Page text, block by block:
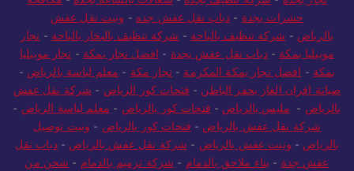
حشرات بجدة - دباب نقل عفش جده - ونيت نقل عفش
بالرياض - شركة تنظيف بالباحة - شركة تنظيف بالبخار بالباحة - نجار
موبيليا بمكة -دباب نقل عفش بجدة - افضل نجار بمكة - نجار موبيليا
بمكة - افضل نجار بمكة المكرمة - نجار مكة - معلم لياسة بالرياض -
صيانة افران الغاز بحفر الباطن - فتحات كور الرياض - شركة نقل عفش
بالرياض - مليس بالرياض - فتحات كور بالرياض - معلم لياسة الرياض -
شركة نقل عفش بالرياض - فتحات كور بالرياض - ونيت توصيل
بالرياض - ونيت عفش بالرياض - شركة نقل عفش بالرياض -دباب نقل
عفش جدة - بناء ملاحق بالدمام - شركة ترميم بالدمام - شحن من